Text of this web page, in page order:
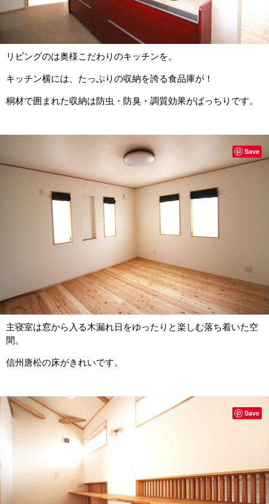
リビングのは奥様こだわりのキッチンを。
キッチン横には、たっぷりの収納を誇る食品庫が！
桐材で囲まれた収納は防虫・防臭・調質効果がばっちりです。
主寝室は窓から入る木漏れ日をゆったりと楽しむ落ち着いた空
間。
信州唐松の床がきれいです。
Save
Save